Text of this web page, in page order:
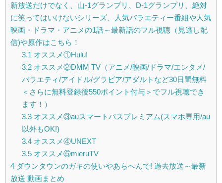
新放送だけでなく、山-1グランプリ、D-1グランプリ、絶対
に笑ってはいけないシリーズ、人気バラエティー番組や人気
映画・ドラマ・アニメの1話～最新話のフル視聴（見逃し配
信)や原作はこちら！
3.1 オススメ①Hulu!
3.2オススメ②DMM TV（アニメ/映画/ドラマ/エンタメ/
バラエティ/アイドル/グラビア/アダルトなど30日間無料
＜さらに無料登録後550ポイント付与＞でフル視聴でき
ます！）
3.3オススメ③auスマートパスプレミアム(スマホ専用/au
以外もOK!)
3.4オススメ④UNEXT
3.5オススメ⑤mieruTV
4 ダウンタウンのガキの使いやあらへんで! 過去放送～最新
放送 動画まとめ